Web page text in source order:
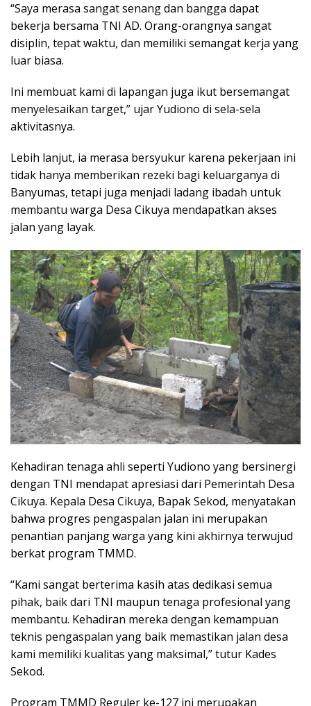
“Saya merasa sangat senang dan bangga dapat
bekerja bersama TNI AD. Orang-orangnya sangat
disiplin, tepat waktu, dan memiliki semangat kerja yang
luar biasa.
Ini membuat kami di lapangan juga ikut bersemangat
menyelesaikan target,” ujar Yudiono di sela-sela
aktivitasnya.
Lebih lanjut, ia merasa bersyukur karena pekerjaan ini
tidak hanya memberikan rezeki bagi keluarganya di
Banyumas, tetapi juga menjadi ladang ibadah untuk
membantu warga Desa Cikuya mendapatkan akses
jalan yang layak.
Kehadiran tenaga ahli seperti Yudiono yang bersinergi
dengan TNI mendapat apresiasi dari Pemerintah Desa
Cikuya. Kepala Desa Cikuya, Bapak Sekod, menyatakan
bahwa progres pengaspalan jalan ini merupakan
penantian panjang warga yang kini akhirnya terwujud
berkat program TMMD.
“Kami sangat berterima kasih atas dedikasi semua
pihak, baik dari TNI maupun tenaga profesional yang
membantu. Kehadiran mereka dengan kemampuan
teknis pengaspalan yang baik memastikan jalan desa
kami memiliki kualitas yang maksimal,” tutur Kades
Sekod.
Program TMMD Reguler ke-127 ini merupakan